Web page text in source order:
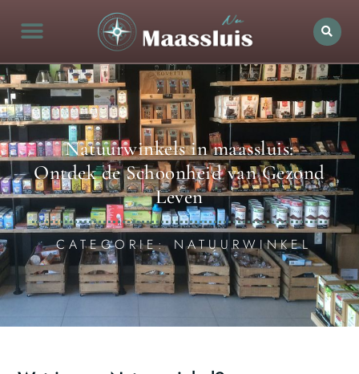
Natuurwinkels in maassluis:
Ontdek de Schoonheid van Gezond
Leven
CATEGORIE: NATUURWINKEL